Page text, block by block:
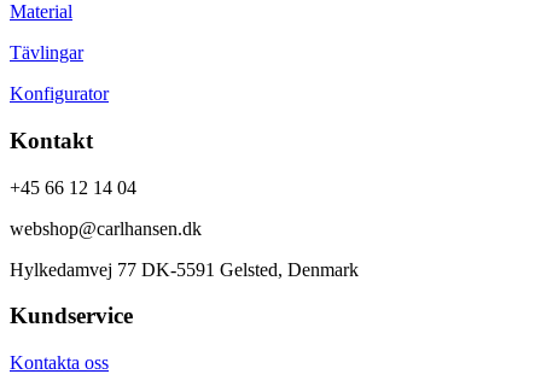
Material
Tävlingar
Konfigurator
Kontakt
+45 66 12 14 04
webshop@carlhansen.dk
Hylkedamvej 77 DK-5591 Gelsted, Denmark
Kundservice
Kontakta oss